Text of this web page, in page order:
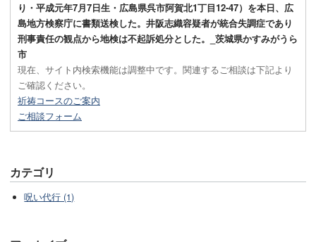
り・平成元年7月7日生・広島県呉市阿賀北1丁目12-47）を本日、広
島地方検察庁に書類送検した。井阪志織容疑者が統合失調症であり
刑事責任の観点から地検は不起訴処分とした。_茨城県かすみがうら
市
現在、サイト内検索機能は調整中です。関連するご相談は下記より
ご確認ください。
祈祷コースのご案内
ご相談フォーム
カテゴリ
呪い代行 (1)